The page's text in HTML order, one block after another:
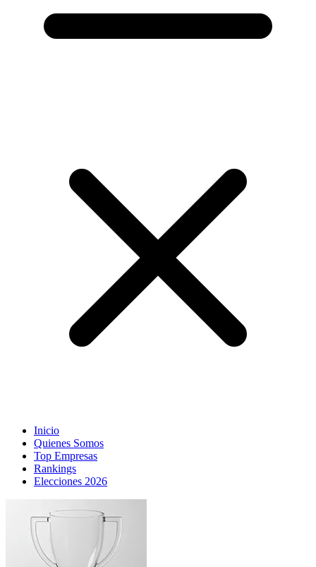
Inicio
Quienes Somos
Top Empresas
Rankings
Elecciones 2026